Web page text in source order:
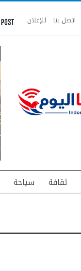
اتصل بنا للإعلان
ثقافة سياحة